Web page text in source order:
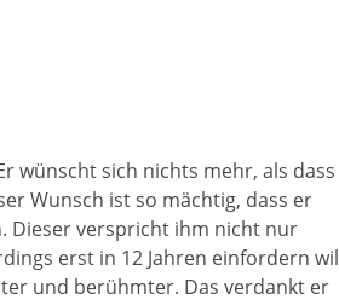
wünscht sich nichts mehr, als dass
Wunsch ist so mächtig, dass er
Dieser verspricht ihm nicht nur
erst in 12 Jahren einfordern
und berühmter. Das verdankt er